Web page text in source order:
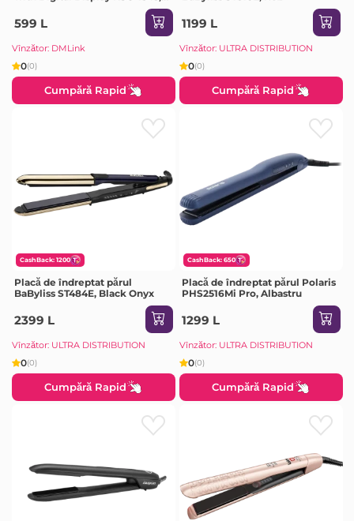
599 L
Vînzător: DMLink
0(0)
Cumpără Rapid
1199 L
Vînzător: ULTRA DISTRIBUTION
0(0)
Cumpără Rapid
CashBack: 1200
Placă de îndreptat părul
BaByliss ST484E, Black Onyx
2399 L
Vînzător: ULTRA DISTRIBUTION
0(0)
Cumpără Rapid
CashBack: 650
Placă de îndreptat părul Polaris
PHS2516Mi Pro, Albastru
1299 L
Vînzător: ULTRA DISTRIBUTION
0(0)
Cumpără Rapid